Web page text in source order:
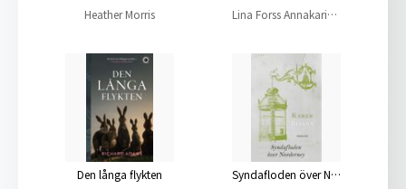
Heather Morris
Lina Forss Annakarin Svedberg Daniel Möller
Den långa flykten
Syndafloden över Norderney